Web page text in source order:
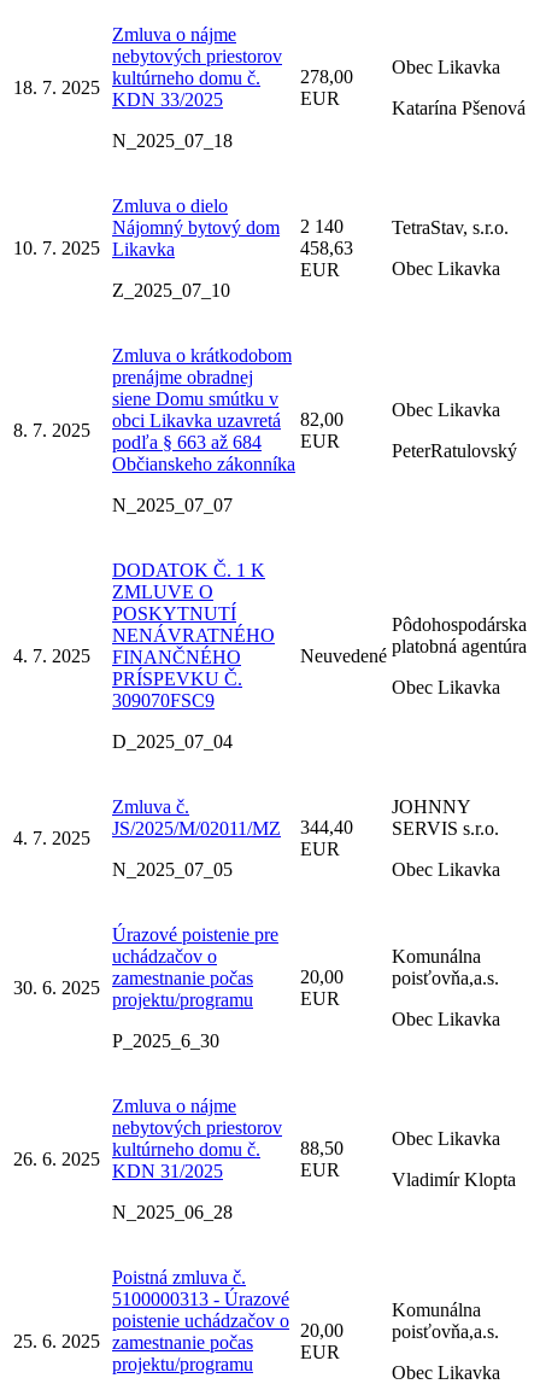
18. 7. 2025
Zmluva o nájme
nebytových priestorov
kultúrneho domu č.
KDN 33/2025
N_2025_07_18
278,00
EUR
Obec Likavka
Katarína Pšenová
10. 7. 2025
Zmluva o dielo
Nájomný bytový dom
Likavka
Z_2025_07_10
2 140
458,63
EUR
TetraStav, s.r.o.
Obec Likavka
8. 7. 2025
Zmluva o krátkodobom
prenájme obradnej
siene Domu smútku v
obci Likavka uzavretá
podľa § 663 až 684
Občianskeho zákonníka
N_2025_07_07
82,00
EUR
Obec Likavka
PeterRatulovský
4. 7. 2025
DODATOK Č. 1 K
ZMLUVE O
POSKYTNUTÍ
NENÁVRATNÉHO
FINANČNÉHO
PRÍSPEVKU Č.
309070FSC9
D_2025_07_04
Neuvedené
Pôdohospodárska
platobná agentúra
Obec Likavka
4. 7. 2025
Zmluva č.
JS/2025/M/02011/MZ
N_2025_07_05
344,40
EUR
JOHNNY
SERVIS s.r.o.
Obec Likavka
30. 6. 2025
Úrazové poistenie pre
uchádzačov o
zamestnanie počas
projektu/programu
P_2025_6_30
20,00
EUR
Komunálna
poisťovňa,a.s.
Obec Likavka
26. 6. 2025
Zmluva o nájme
nebytových priestorov
kultúrneho domu č.
KDN 31/2025
N_2025_06_28
88,50
EUR
Obec Likavka
Vladimír Klopta
25. 6. 2025
Poistná zmluva č.
5100000313 - Úrazové
poistenie uchádzačov o
zamestnanie počas
projektu/programu
20,00
EUR
Komunálna
poisťovňa,a.s.
Obec Likavka